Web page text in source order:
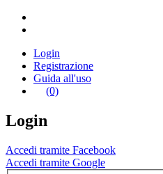
Login
Registrazione
Guida all'uso
(0)
Login
Accedi tramite Facebook
Accedi tramite Google